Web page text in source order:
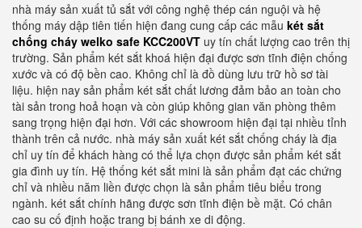
nhà máy sản xuất tủ sắt với công nghệ thép cán nguội và hệ
thống máy dập tiên tiến hiện đang cung cấp các mẫu két sắt
chống cháy welko safe KCC200VT uy tín chất lượng cao trên thị
trường. Sản phẩm két sắt khoá hiện đại được sơn tĩnh điện chống
xước và có độ bền cao. Không chỉ là đồ dùng lưu trữ hồ sơ tài
liệu. hiện nay sản phẩm két sắt chất lương đảm bảo an toàn cho
tài sản trong hoả hoạn và còn giúp không gian văn phòng thêm
sang trọng hiện đại hơn. Với các showroom hiện đại tại nhiều tỉnh
thành trên cả nước. nhà máy sản xuất két sắt chống cháy là địa
chỉ uy tín để khách hàng có thể lựa chọn được sản phẩm két sắt
gia đình uy tín. Hệ thống két sắt mini là sản phẩm đạt các chứng
chỉ và nhiều năm liền được chọn là sản phẩm tiêu biểu trong
ngành. két sắt chính hãng được sơn tĩnh điện bề mặt. Có chân
cao su cố định hoặc trang bị bánh xe di động.